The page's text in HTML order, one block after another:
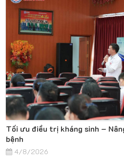
Tối ưu điều trị kháng sinh –
bệnh
4/8/2026